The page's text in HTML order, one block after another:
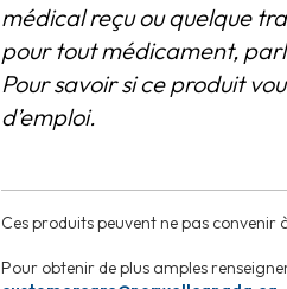
médical reçu ou quelque
pour tout médicament,
Pour savoir si ce produit
d’emploi.
Ces produits peuvent ne pas convenir
Pour obtenir de plus amples